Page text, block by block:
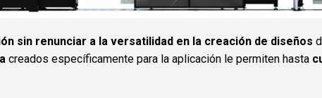
sin renunciar a la versatilidad en la creación de diseños
creados específicamente para la aplicación le permiten hasta